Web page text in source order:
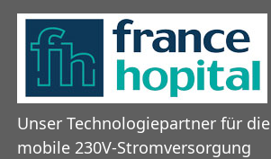
Unser Technologiepartner für die
mobile 230V-Stromversorgung